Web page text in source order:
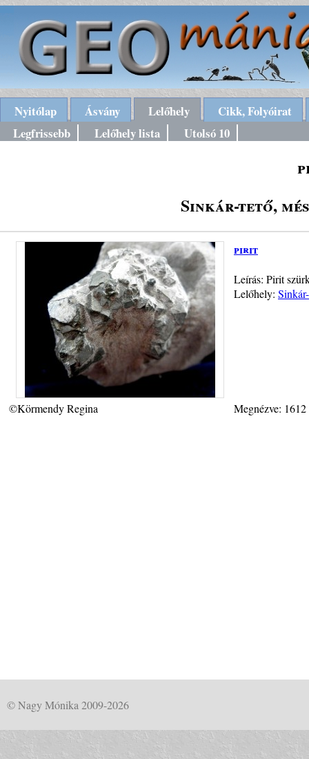
Nyitólap Ásvány Lelőhely
Cikk, Folyóirat
Legfrissebb
Lelőhely lista Utolsó 10
Sinkár-tető,
pirit
Leírás: Pirit
Lelőhely:
©Körmendy Regina Megnézve:
© Nagy Mónika 2009-2026